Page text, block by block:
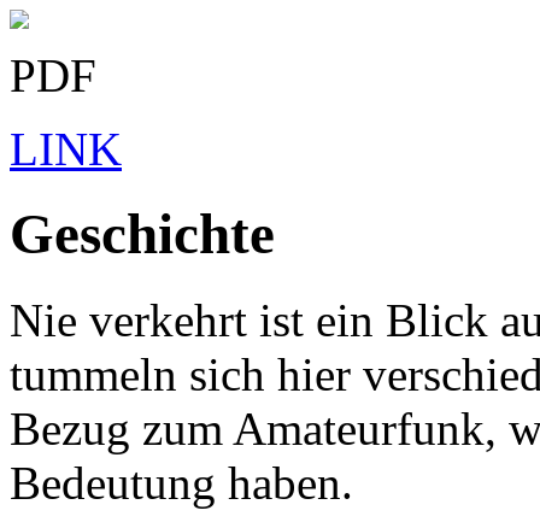
PDF
LINK
Geschichte
Nie verkehrt ist ein Blick
tummeln sich hier
Bezug zum Amateurfunk,
Bedeutung haben.